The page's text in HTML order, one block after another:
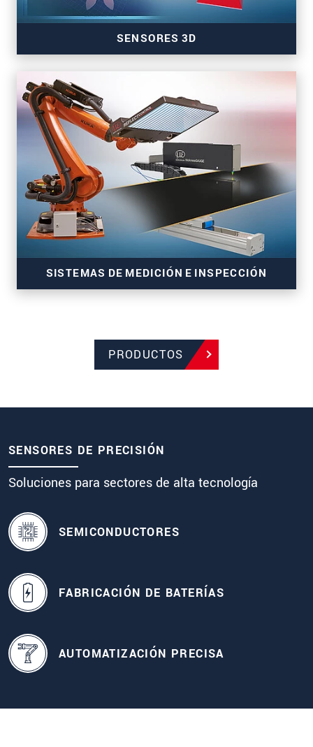
SENSORES 3D
Sensores 3D para mediciones precisas en línea
SISTEMAS DE MEDICIÓN E INSPECCIÓN
Sistemas para el monitoreo de procesos de
PRODUCTOS
SENSORES DE PRECISIÓN
Soluciones para sectores de alta tecnología
SEMICONDUCTORES
FABRICACIÓN DE BATERÍAS
AUTOMATIZACIÓN PRECISA